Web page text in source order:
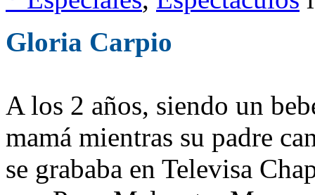
Gloria Carpio
A los 2 años, siendo un
mamá mientras su padre
se grababa en Televisa